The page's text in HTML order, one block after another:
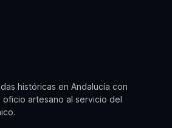
históricas en Andalucía con
artesano al servicio del